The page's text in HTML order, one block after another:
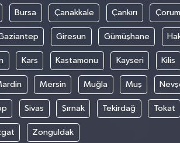
Bursa Çanakkale Çankırı Çorum
Giresun Gümüşhane
Kars Kastamonu Kayseri Kilis
Mersin Muğla Muş
Sivas Şırnak Tekirdağ Tokat
Zonguldak